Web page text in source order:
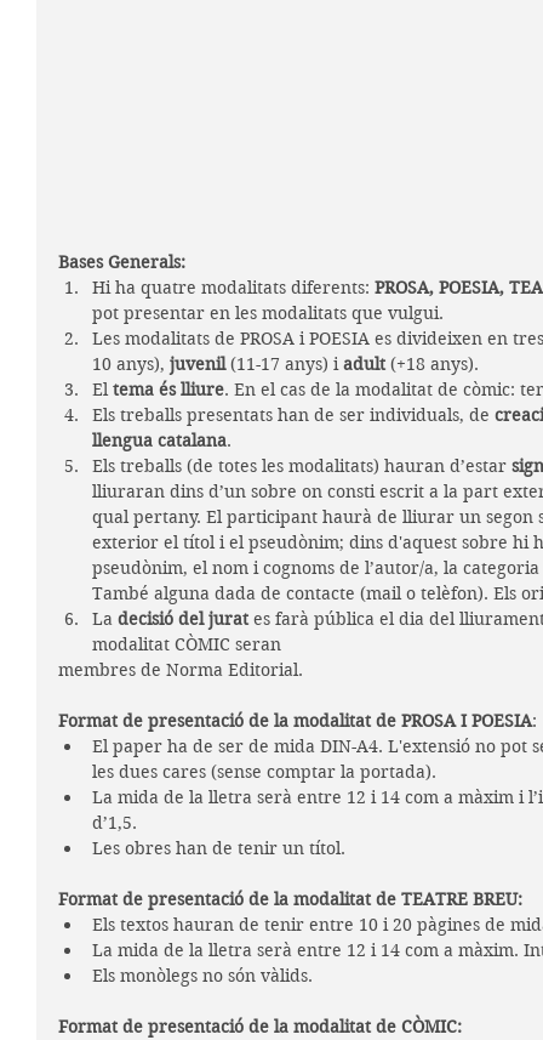
Bases Generals:
Hi ha quatre modalitats diferents: PROSA, POESIA,
pot presentar en les modalitats que vulgui.
Les modalitats de PROSA i POESIA es divideixen en
10 anys), juvenil (11-17 anys) i adult (+18 anys).
El tema és lliure. En el cas de la modalitat de còmic:
Els treballs presentats han de ser individuals, de
llengua catalana.
Els treballs (de totes les modalitats) hauran d’estar
lliuraran dins d’un sobre on consti escrit a la part
qual pertany. El participant haurà de lliurar un segon
exterior el títol i el pseudònim; dins d'aquest sobre
pseudònim, el nom i cognoms de l’autor/a, la
També alguna dada de contacte (mail o telèfon). Els
La decisió del jurat es farà pública el dia del
modalitat CÒMIC seran
membres de Norma Editorial.
Format de presentació de la modalitat de PROSA I POESIA:
El paper ha de ser de mida DIN-A4. L'extensió no
les dues cares (sense comptar la portada).
La mida de la lletra serà entre 12 i 14 com a màxim i
d’1,5.
Les obres han de tenir un títol.
Format de presentació de la modalitat de TEATRE BREU:
Els textos hauran de tenir entre 10 i 20 pàgines de
La mida de la lletra serà entre 12 i 14 com a màxim.
Els monòlegs no són vàlids.
Format de presentació de la modalitat de CÒMIC: